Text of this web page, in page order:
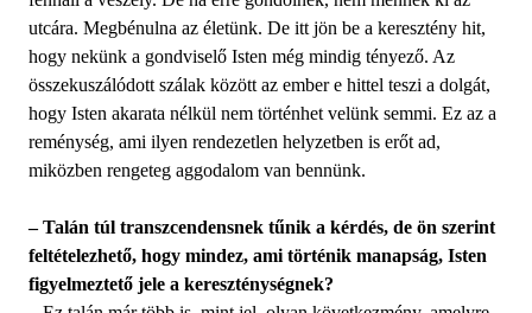
utcára. Megbénulna az életünk. De itt jön be a keresztény hit,
hogy nekünk a gondviselő Isten még mindig tényező. Az
összekuszálódott szálak között az ember e hittel teszi a dolgát,
hogy Isten akarata nélkül nem történhet velünk semmi. Ez az a
reménység, ami ilyen rendezetlen helyzetben is erőt ad,
miközben rengeteg aggodalom van bennünk.
– Talán túl transzcendensnek tűnik a kérdés, de ön szerint
feltételezhető, hogy mindez, ami történik manapság, Isten
figyelmeztető jele a kereszténységnek?